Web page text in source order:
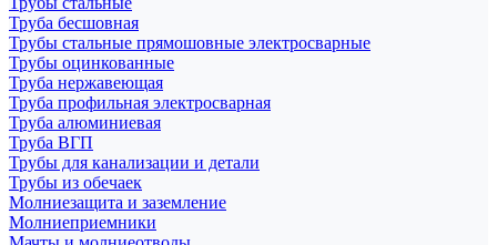
Труба бесшовная
Трубы стальные прямошовные электросварные
Трубы оцинкованные
Труба нержавеющая
Труба профильная электросварная
Труба алюминиевая
Труба ВГП
Трубы для канализации и детали
Трубы из обечаек
Молниезащита и заземление
Молниеприемники